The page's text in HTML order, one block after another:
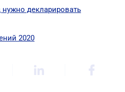
нужно декларировать
2020